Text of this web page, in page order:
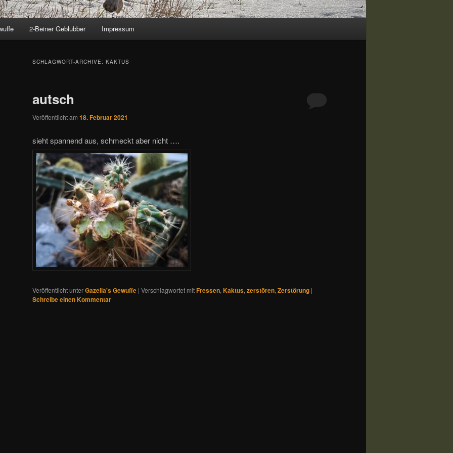
2-Beiner Geblubber Impressum
SCHLAGWORT-ARCHIVE: KAKTUS
autsch
Veröffentlicht am 18. Februar 2021
sieht spannend aus, schmeckt aber nicht ….
Veröffentlicht unterGazella's Gewuffe | Verschlagwortet mitFressen, Kaktus, zerstören, Zerstörung |
Schreibe einen Kommentar